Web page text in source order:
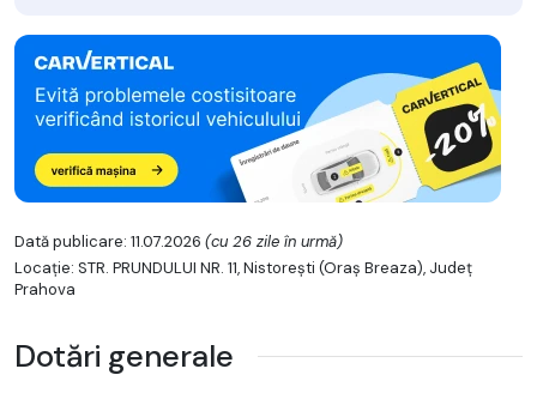
Dată publicare: 11.07.2026 (cu 26 zile în urmă)
Locație: STR. PRUNDULUI NR. 11, Nistoreşti (Oraş Breaza), Județ
Prahova
Dotări generale